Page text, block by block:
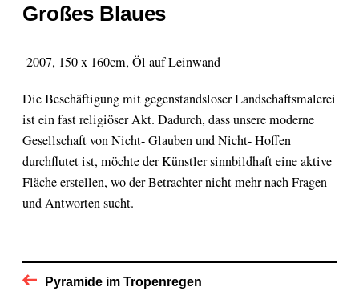
Großes Blaues
2007, 150 x 160cm, Öl auf Leinwand
Die Beschäftigung mit gegenstandsloser Landschaftsmalerei
ist ein fast religiöser Akt. Dadurch, dass unsere moderne
Gesellschaft von Nicht- Glauben und Nicht- Hoffen
durchflutet ist, möchte der Künstler sinnbildhaft eine aktive
Fläche erstellen, wo der Betrachter nicht mehr nach Fragen
und Antworten sucht.
Pyramide im Tropenregen